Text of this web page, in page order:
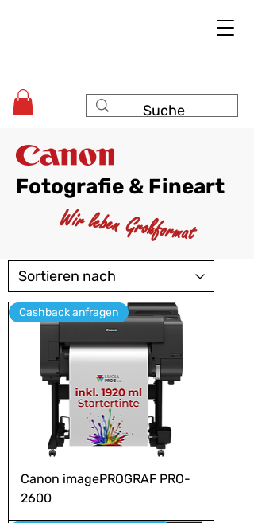
Fotografie & Fineart
Wir leben Großformat
Cashback anfragen
Canon imagePROGRAF PRO-
2600